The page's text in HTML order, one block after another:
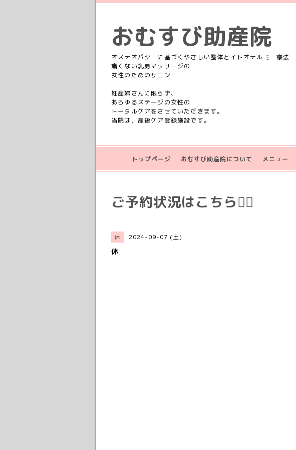
おむすび助産院
オステオパシーに基づくやさしい整体とイトオテルミー療法
痛くない乳房マッサージの
女性のためのサロン
妊産婦さんに限らず、
あらゆるステージの女性の
トータルケアをさせていただきます。
当院は、産後ケア登録施設です。
トップページ おむすび助産院について メニュー
ご予約状況はこちら💁‍♀️
休 2024-09-07 (土)
休